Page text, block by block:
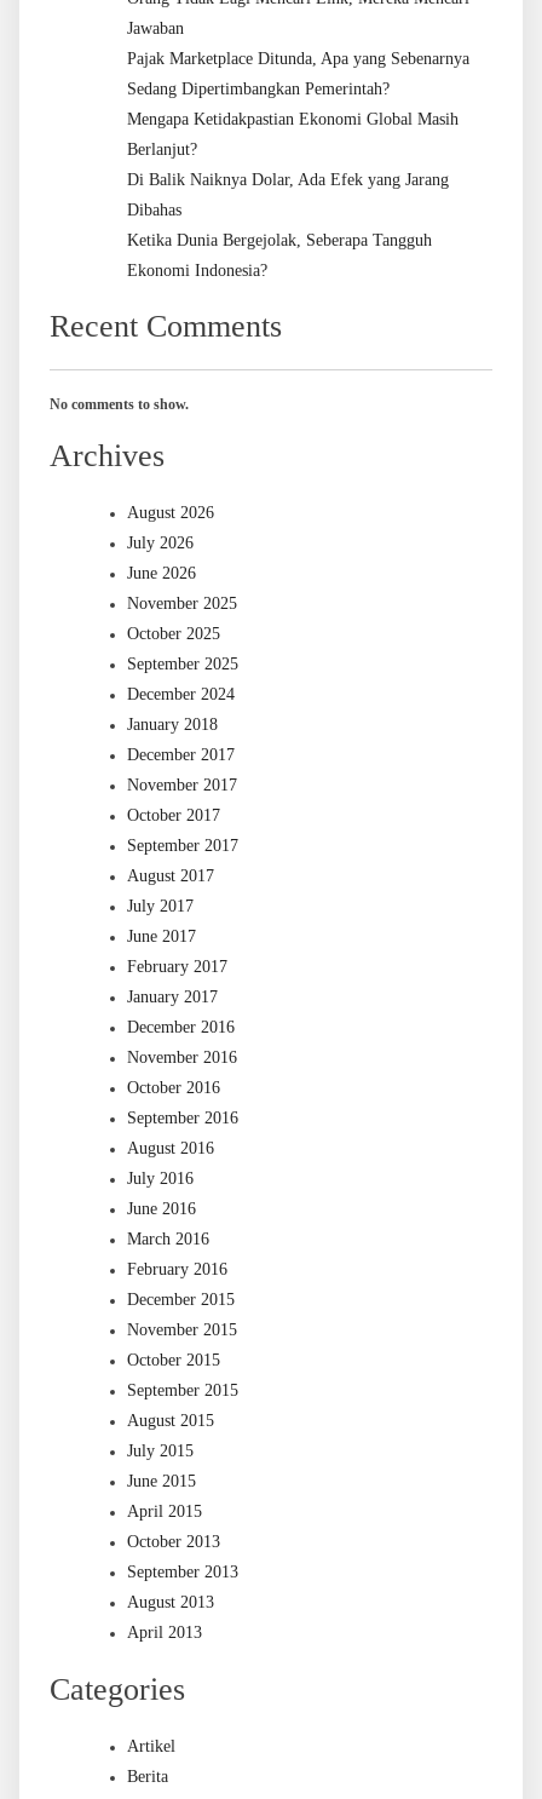
Jawaban
Pajak Marketplace Ditunda, Apa yang Sebenarnya
Sedang Dipertimbangkan Pemerintah?
Mengapa Ketidakpastian Ekonomi Global Masih
Berlanjut?
Di Balik Naiknya Dolar, Ada Efek yang Jarang
Dibahas
Ketika Dunia Bergejolak, Seberapa Tangguh
Ekonomi Indonesia?
Recent Comments
No comments to show.
Archives
August 2026
July 2026
June 2026
November 2025
October 2025
September 2025
December 2024
January 2018
December 2017
November 2017
October 2017
September 2017
August 2017
July 2017
June 2017
February 2017
January 2017
December 2016
November 2016
October 2016
September 2016
August 2016
July 2016
June 2016
March 2016
February 2016
December 2015
November 2015
October 2015
September 2015
August 2015
July 2015
June 2015
April 2015
October 2013
September 2013
August 2013
April 2013
Categories
Artikel
Berita